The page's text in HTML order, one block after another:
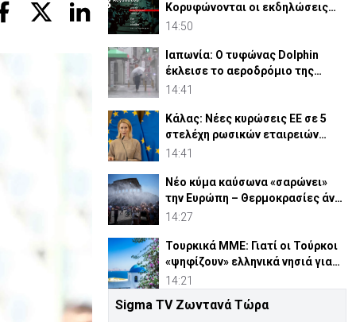
Κορυφώνονται οι εκδηλώσεις
μνήμης (ΒΙΝΤΕΟ)
14:50
Ιαπωνία: Ο τυφώνας Dolphin
έκλεισε το αεροδρόμιο της
Οκινάουα (vid)
14:41
Κάλας: Νέες κυρώσεις ΕΕ σε 5
στελέχη ρωσικών εταιρειών
στρατιωτικού εξοπλισμού
14:41
Νέο κύμα καύσωνα «σαρώνει»
την Ευρώπη – Θερμοκρασίες άνω
των 40°C
14:27
Τουρκικά ΜΜΕ: Γιατί οι Τούρκοι
«ψηφίζουν» ελληνικά νησιά για
διακοπές
14:21
Αστυνομία: Ακυρώνονται 6
Sigma TV Ζωντανά Τώρα